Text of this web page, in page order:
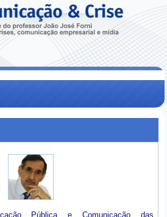
Pública e Comunicação das